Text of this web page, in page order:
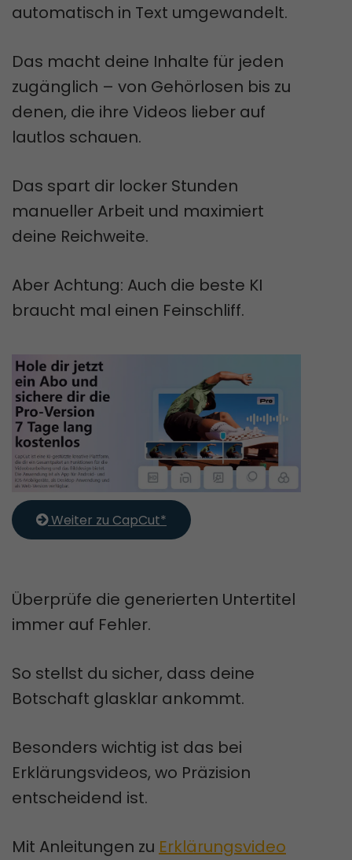
automatisch in Text umgewandelt.
Das macht deine Inhalte für jeden
zugänglich – von Gehörlosen bis zu
denen, die ihre Videos lieber auf
lautlos schauen.
Das spart dir locker Stunden
manueller Arbeit und maximiert
deine Reichweite.
Aber Achtung: Auch die beste KI
braucht mal einen Feinschliff.
Weiter zu CapCut*
Überprüfe die generierten Untertitel
immer auf Fehler.
So stellst du sicher, dass deine
Botschaft glasklar ankommt.
Besonders wichtig ist das bei
Erklärungsvideos, wo Präzision
entscheidend ist.
Mit Anleitungen zu Erklärungsvideo